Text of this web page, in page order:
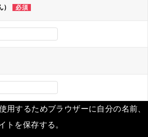
） 必須
用するためブラウザーに自分の名前、
トを保存する。